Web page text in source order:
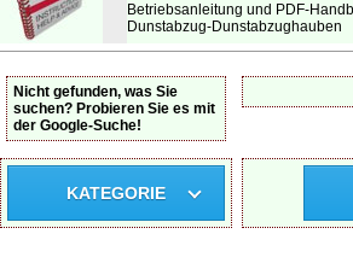
Betriebsanleitung und PDF-
Dunstabzug-Dunstabzughauben
Nicht gefunden, was Sie
suchen? Probieren Sie es mit
der Google-Suche!
KATEGORIE